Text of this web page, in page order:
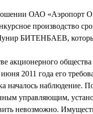
ОАО «Аэропорт
производство
БИТЕНБАЕВ,
акционерного общества
2011 года его
началось наблюдение.
управляющим,
невозможно.